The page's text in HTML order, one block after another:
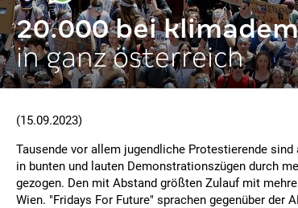
20.000 bei
in ganz österreich
(15.09.2023)
Tausende vor allem jugendliche Protestierende
in bunten und lauten Demonstrationszügen durch
gezogen. Den mit Abstand größten Zulauf mit
Wien. "Fridays For Future" sprachen gegenüber der